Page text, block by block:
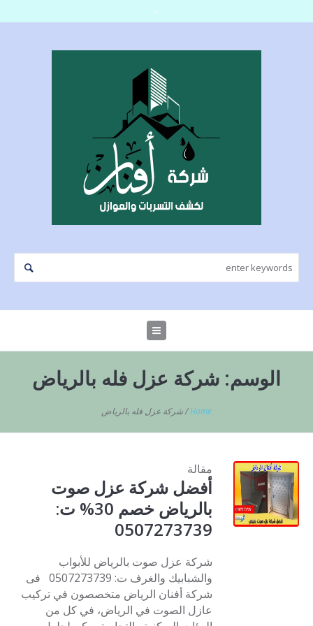
الوسم: شركة عزل فله بالرياض
Home
/شركة عزل فله بالرياض
مقالة
أفضل شركة عزل صوت
بالرياض خصم 30% ت:
0507273739
شركة عزل صوت بالرياض للأبواب
والشبابيك والغرف ت: 0507273739 فى
شركة أفنان الرياض متخصصون في تركيب
عازل الصوت في الرياض، في كل من